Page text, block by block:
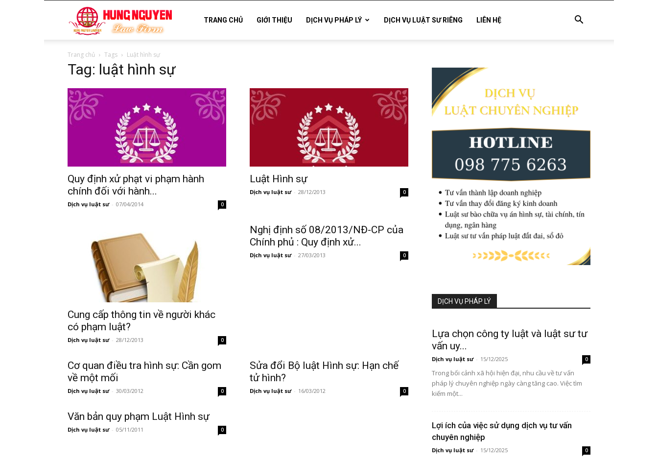
tín
TRANG CHỦ GIỚI THIỆU DỊCH VỤ PHÁP LÝ DỊCH VỤ LUẬT SƯ RIÊNG LIÊN HỆ
Trang chủ Tags Luật hình sự
Tag: luật hình sự
Quy định xử phạt vi phạm hành
chính đối với hành...
Dịch vụ luật sư - 07/04/2014 0
Luật Hình sự
Dịch vụ luật sư - 28/12/2013 0
Cung cấp thông tin về người khác
có phạm luật?
Dịch vụ luật sư - 28/12/2013 0
Nghị định số 08/2013/NĐ-CP của
Chính phủ : Quy định xử...
Dịch vụ luật sư - 27/03/2013 0
Cơ quan điều tra hình sự: Cần gom
về một mối
Dịch vụ luật sư - 30/03/2012 0
Sửa đổi Bộ luật Hình sự: Hạn chế
tử hình?
Dịch vụ luật sư - 16/03/2012 0
Văn bản quy phạm Luật Hình sự
Dịch vụ luật sư - 05/11/2011 0
DỊCH VỤ PHÁP LÝ
Lựa chọn công ty luật và luật sư tư
vấn uy...
Dịch vụ luật sư - 15/12/2025 0
Trong bối cảnh xã hội hiện đại, nhu cầu về tư vấn
pháp lý chuyên nghiệp ngày càng tăng cao. Việc tìm
kiếm một...
Lợi ích của việc sử dụng dịch vụ tư vấn
chuyên nghiệp
Dịch vụ luật sư - 15/12/2025 0